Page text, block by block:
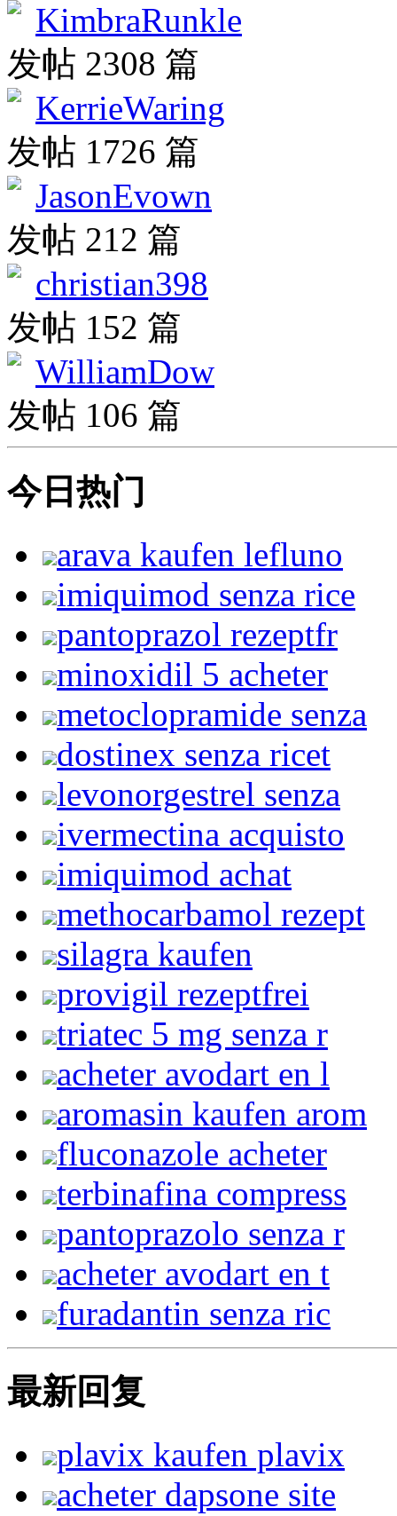
KimbraRunkle
发帖 2308 篇
KerrieWaring
发帖 1726 篇
JasonEvown
发帖 212 篇
christian398
发帖 152 篇
WilliamDow
发帖 106 篇
今日热门
arava kaufen lefluno
imiquimod senza rice
pantoprazol rezeptfr
minoxidil 5 acheter
metoclopramide senza
dostinex senza ricet
levonorgestrel senza
ivermectina acquisto
imiquimod achat
methocarbamol rezept
silagra kaufen
provigil rezeptfrei
triatec 5 mg senza r
acheter avodart en l
aromasin kaufen arom
fluconazole acheter
terbinafina compress
pantoprazolo senza r
acheter avodart en t
furadantin senza ric
最新回复
plavix kaufen plavix
acheter dapsone site